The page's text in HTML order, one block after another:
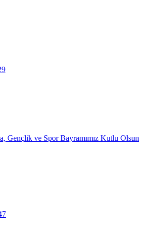
Gençlik ve Spor Bayramımız Kutlu Olsun